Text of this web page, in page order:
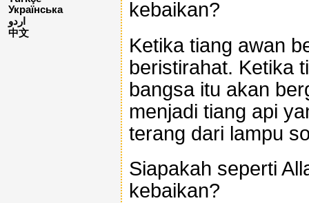
Українська
اردو
中文
kebaikan?
Ketika tiang awan
beristirahat. Ketika
bangsa itu akan
menjadi tiang api
terang dari lampu
Siapakah seperti
kebaikan?